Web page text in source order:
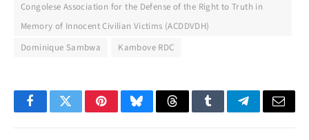
Congolese Association for the Defense of the Right to Truth in
Memory of Innocent Civilian Victims (ACDDVDH)
Dominique Sambwa
Kambove RDC
FacebookTwitterPinterestBlueskyThreadsTumblrTelegramEmail